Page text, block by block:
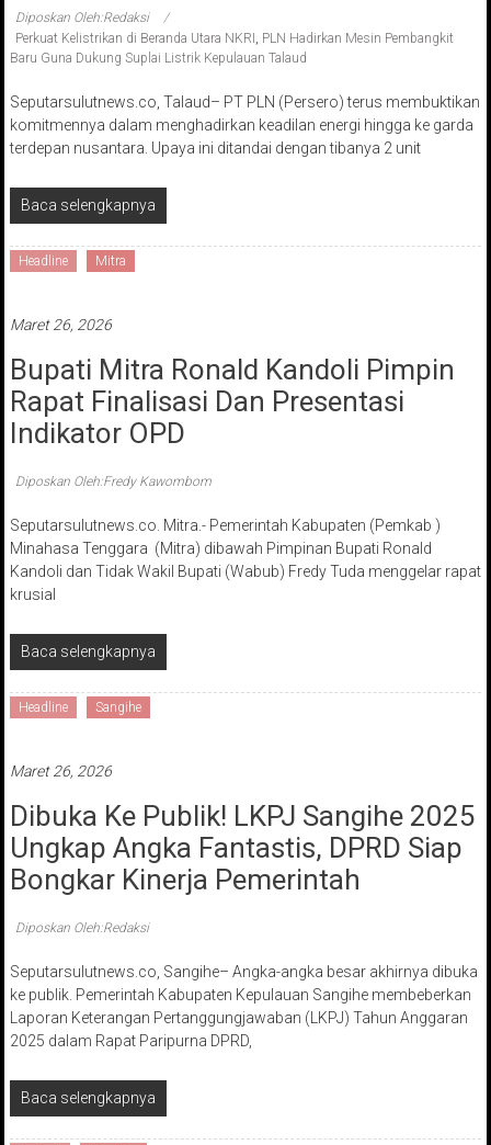
Diposkan Oleh:Redaksi
Perkuat Kelistrikan di Beranda Utara NKRI , PLN Hadirkan Mesin Pembangkit
Baru Guna Dukung Suplai Listrik Kepulauan Talaud
Seputarsulutnews.co, Talaud– PT PLN (Persero) terus membuktikan
komitmennya dalam menghadirkan keadilan energi hingga ke garda
terdepan nusantara. Upaya ini ditandai dengan tibanya 2 unit
Baca selengkapnya
Headline Mitra
Maret 26, 2026
Bupati Mitra Ronald Kandoli Pimpin
Rapat Finalisasi Dan Presentasi
Indikator OPD
Diposkan Oleh:Fredy Kawombom
Seputarsulutnews.co. Mitra.- Pemerintah Kabupaten (Pemkab )
Minahasa Tenggara (Mitra) dibawah Pimpinan Bupati Ronald
Kandoli dan Tidak Wakil Bupati (Wabub) Fredy Tuda menggelar rapat
krusial
Baca selengkapnya
Headline Sangihe
Maret 26, 2026
Dibuka Ke Publik! LKPJ Sangihe 2025
Ungkap Angka Fantastis, DPRD Siap
Bongkar Kinerja Pemerintah
Diposkan Oleh:Redaksi
Seputarsulutnews.co, Sangihe– Angka-angka besar akhirnya dibuka
ke publik. Pemerintah Kabupaten Kepulauan Sangihe membeberkan
Laporan Keterangan Pertanggungjawaban (LKPJ) Tahun Anggaran
2025 dalam Rapat Paripurna DPRD,
Baca selengkapnya